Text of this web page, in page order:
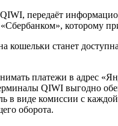
передаёт
которому
станет
платежи в адрес
QIWI выгодно
в виде комиссии с
оборота.